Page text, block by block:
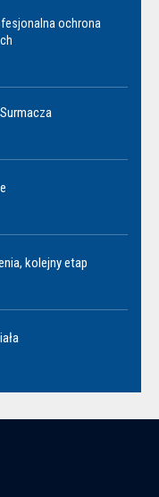
ochrona
kolejny etap